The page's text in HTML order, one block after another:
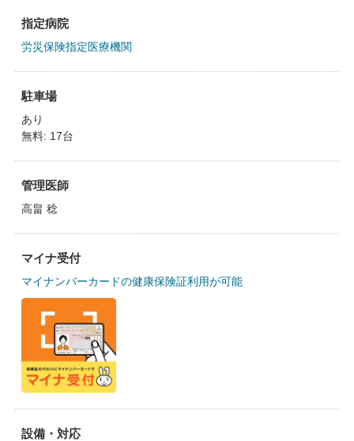
指定病院
労災保険指定医療機関
駐車場
あり
無料: 17台
管理医師
高畠 稔
マイナ受付
マイナンバーカードの健康保険証利用が可能
設備・対応